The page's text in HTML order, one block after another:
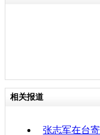
相关报道
张志军在台